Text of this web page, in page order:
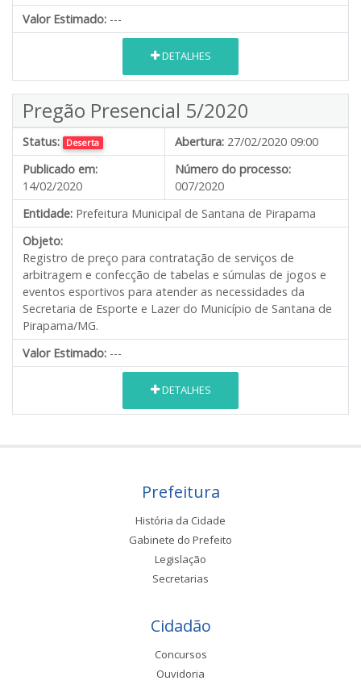
Valor Estimado: ---
DETALHES
Pregão Presencial 5/2020
Status: Deserta Abertura: 27/02/2020 09:00
Publicado em:
14/02/2020
Número do processo:
007/2020
Entidade: Prefeitura Municipal de Santana de Pirapama
Objeto:
Registro de preço para contratação de serviços de
arbitragem e confecção de tabelas e súmulas de jogos e
eventos esportivos para atender as necessidades da
Secretaria de Esporte e Lazer do Município de Santana de
Pirapama/MG.
Valor Estimado: ---
DETALHES
Prefeitura
História da Cidade
Gabinete do Prefeito
Legislação
Secretarias
Cidadão
Concursos
Ouvidoria